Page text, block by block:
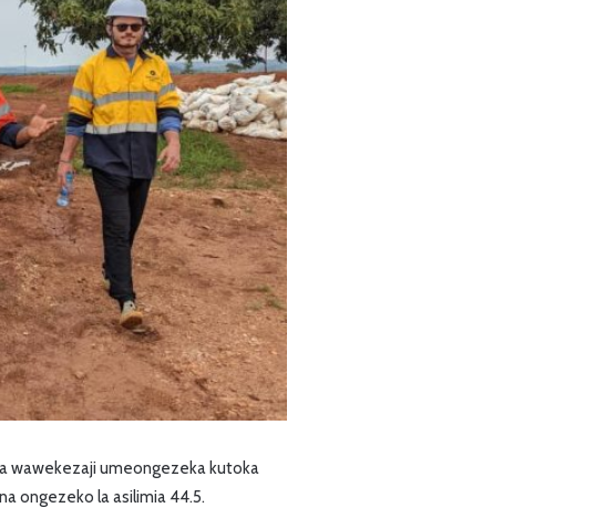
wawekezaji umeongezeka kutoka
ongezeko la asilimia 44.5.